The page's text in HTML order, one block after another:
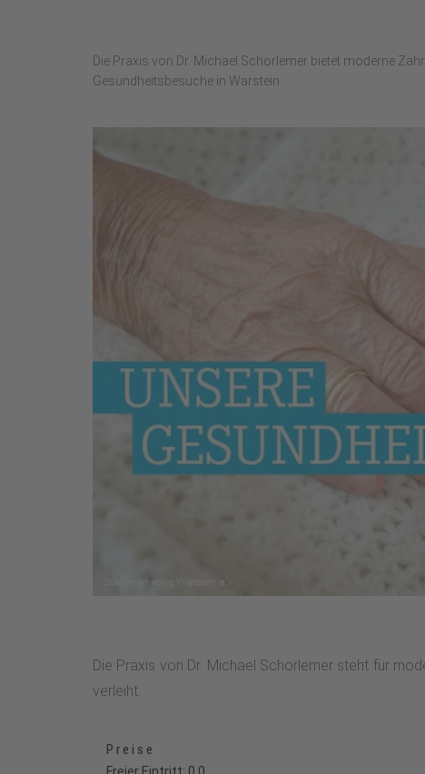
Die Praxis von Dr. Michael Schorlemer bietet moderne
Gesundheitsbesuche in Warstein.
Die Praxis von Dr. Michael Schorlemer steht für
verleiht.
Preise
Freier Eintritt: 0,0